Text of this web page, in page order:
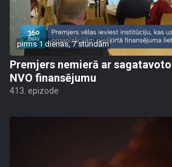
pirms 1 dienas, 7 stundām
Premjers nemierā ar
NVO finansējumu
413. epizode